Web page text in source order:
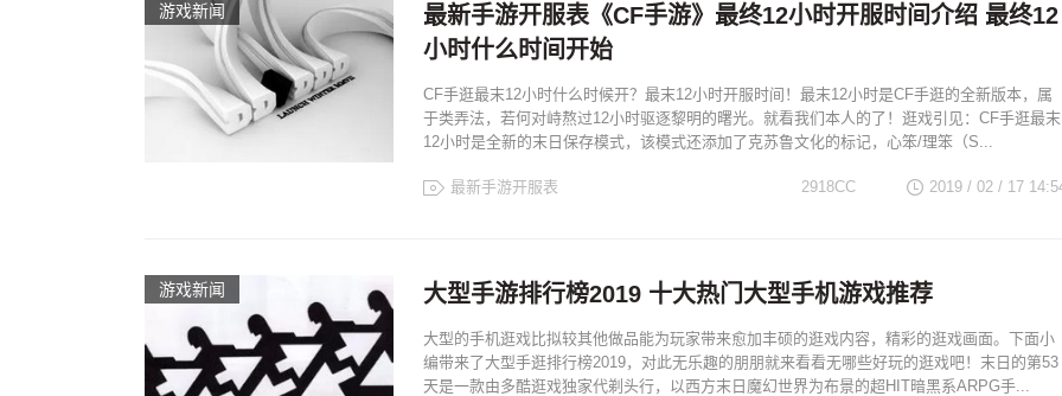
游戏新闻
最新手游开服表《CF手游》最终12小时开服时间介绍 最终12
小时什么时间开始
CF手逛最末12小时什么时候开？最末12小时开服时间！最末12小时是CF手逛的全新版本，属
于类弄法，若何对峙熬过12小时驱逐黎明的曙光。就看我们本人的了！逛戏引见：CF手逛最末
12小时是全新的末日保存模式，该模式还添加了克苏鲁文化的标记，心笨/理笨（S...
最新手游开服表 2019 / 02 / 17
2918CC
游戏新闻 大型手游排行榜2019 十大热门大型手机游戏推荐
大型的手机逛戏比拟较其他做品能为玩家带来愈加丰硕的逛戏内容，精彩的逛戏画面。下面小
编带来了大型手逛排行榜2019，对此无乐趣的朋朋就来看看无哪些好玩的逛戏吧！末日的第53
天是一款由多酷逛戏独家代剃头行，以西方末日魔幻世界为布景的超HIT暗黑系ARPG手...